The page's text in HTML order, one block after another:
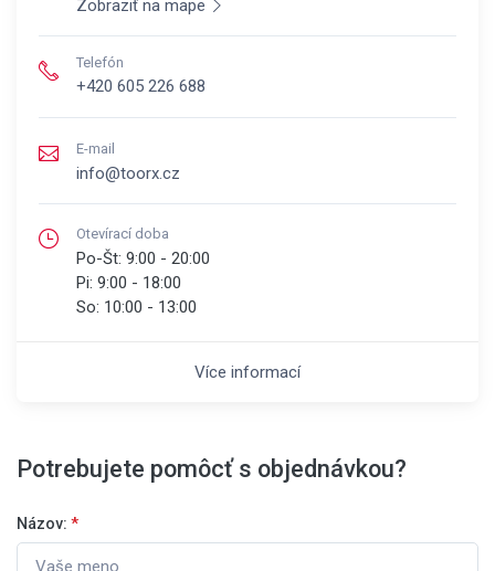
Zobraziť na mape
Telefón
+420 605 226 688
E-mail
info@toorx.cz
Otevírací doba
Po-Št: 9:00 - 20:00
Pi: 9:00 - 18:00
So: 10:00 - 13:00
Více informací
Potrebujete pomôcť s objednávkou?
Názov: *